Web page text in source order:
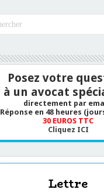
Posez votre
à un avocat
directement par
Réponse en 48 heures
30 EUROS TTC
Cliquez ICI
Lettre